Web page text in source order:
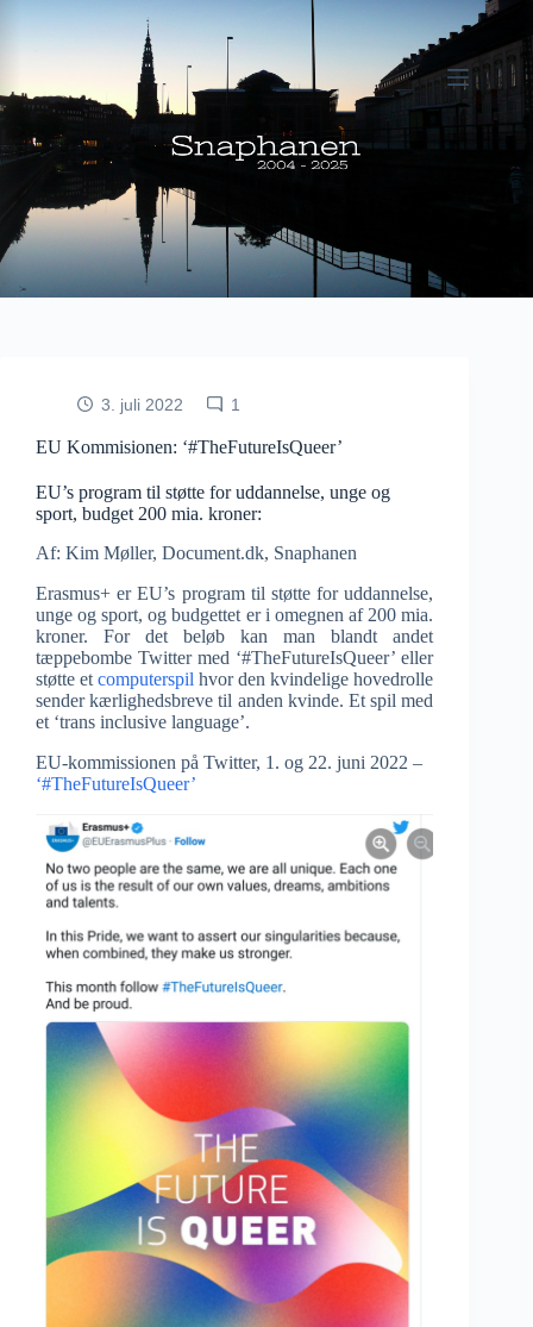
3. juli 2022 1
EU Kommisionen: ‘#TheFutureIsQueer’
EU’s program til støtte for uddannelse, unge og
sport, budget 200 mia. kroner:
Af: Kim Møller, Document.dk, Snaphanen
Erasmus+ er EU’s program til støtte for uddannelse,
unge og sport, og budgettet er i omegnen af 200 mia.
kroner. For det beløb kan man blandt andet
tæppebombe Twitter med ‘#TheFutureIsQueer’ eller
støtte etcomputerspil hvor den kvindelige hovedrolle
sender kærlighedsbreve til anden kvinde. Et spil med
et ‘trans inclusive language’.
EU-kommissionen på Twitter, 1. og 22. juni 2022 –
‘#TheFutureIsQueer’